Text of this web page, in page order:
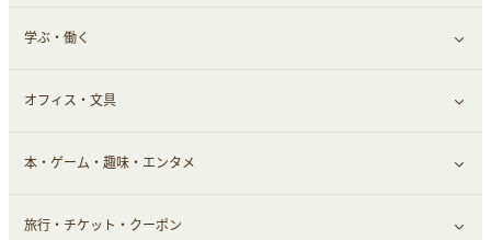
その他投資
その他金融
住まい・暮らし
不動産
引越し
エコ・エネルギー
すべて見る
ギフト・贈答品
学ぶ・働く
すべて見る
習い事・学習・学校
仕事・転職
オフィス・文具
すべて見る
オフィス・文具
本・ゲーム・趣味・エンタメ
すべて見る
旅行・チケット・クーポン